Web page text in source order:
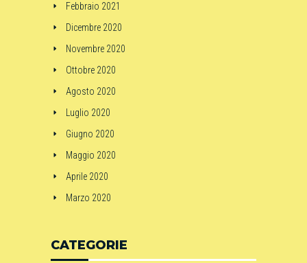
Febbraio 2021
Dicembre 2020
Novembre 2020
Ottobre 2020
Agosto 2020
Luglio 2020
Giugno 2020
Maggio 2020
Aprile 2020
Marzo 2020
CATEGORIE